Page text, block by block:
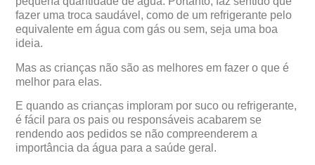
fazer uma troca saudável, como de um refrigerante pelo
equivalente em água com gás ou sem, seja uma boa
ideia.
Mas as crianças não são as melhores em fazer o que é
melhor para elas.
E quando as crianças imploram por suco ou refrigerante,
é fácil para os pais ou responsáveis acabarem se
rendendo aos pedidos se não compreenderem a
importância da água para a saúde geral.